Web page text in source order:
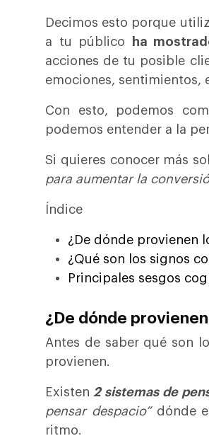
Decimos esto porque
a tu público
ha
acciones de tu posible
emociones, sentimientos,
Con esto, podemos
podemos entender a la
Si quieres conocer más
para aumentar la
Índice
¿De dónde provienen
¿Qué son los signos
Principales sesgos
¿De dónde
Antes de saber qué son
provienen.
Existen 2 sistemas de
pensar despacio”dónde
ritmo.